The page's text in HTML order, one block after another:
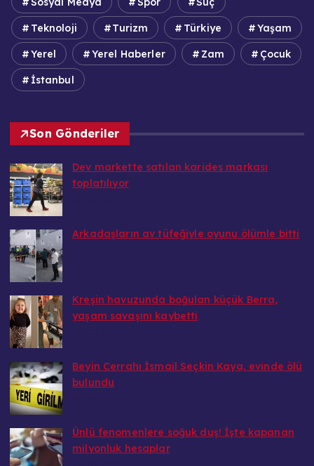
Teknoloji Turizm Türkiye Yaşam
Yerel Yerel Haberler Zam Çocuk
İstanbul
Son Gönderiler
Dev markette satılan karides markası
toplatılıyor
Arkadaşların av tüfeğiyle oyunu ölümle bitti
Kreşin havuzunda boğulan küçük Berra,
yaşam savaşını kaybetti
Beyin Cerrahı İsmail Seçkin Kaya, evinde ölü
bulundu
Ünlü fenomenlere soğuk duş! İşte kapanan
milyonluk hesaplar